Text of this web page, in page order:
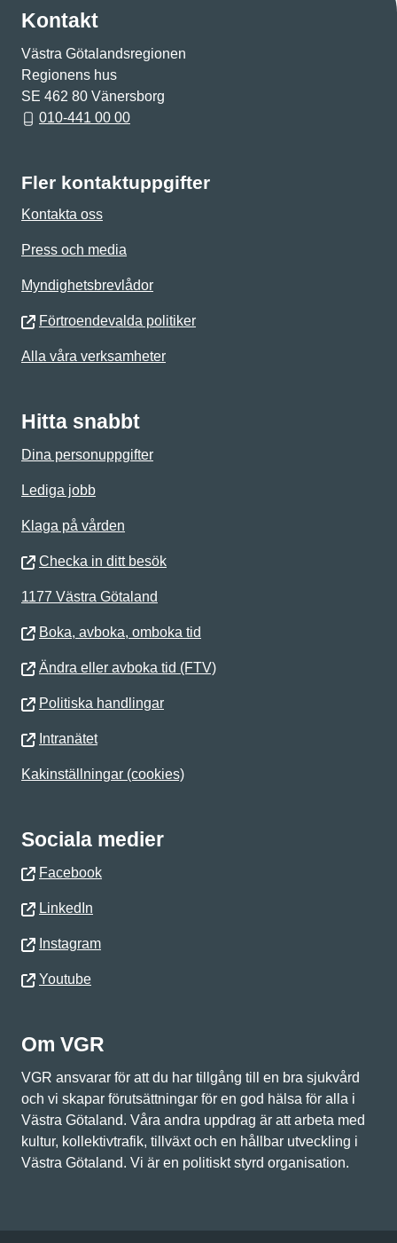
Kontakt
Västra Götalandsregionen
Regionens hus
SE 462 80 Vänersborg
010-441 00 00
Fler kontaktuppgifter
Kontakta oss
Press och media
Myndighetsbrevlådor
Förtroendevalda politiker
Alla våra verksamheter
Hitta snabbt
Dina personuppgifter
Lediga jobb
Klaga på vården
Checka in ditt besök
1177 Västra Götaland
Boka, avboka, omboka tid
Ändra eller avboka tid (FTV)
Politiska handlingar
Intranätet
Kakinställningar (cookies)
Sociala medier
Facebook
LinkedIn
Instagram
Youtube
Om VGR
VGR ansvarar för att du har tillgång till en bra sjukvård
och vi skapar förutsättningar för en god hälsa för alla i
Västra Götaland. Våra andra uppdrag är att arbeta med
kultur, kollektivtrafik, tillväxt och en hållbar utveckling i
Västra Götaland. Vi är en politiskt styrd organisation.